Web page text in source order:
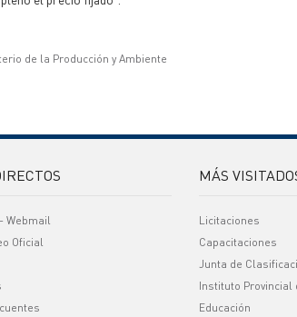
de la Producción y Ambiente
Webmail
Oficial
MÁS
Licitaciones
Capacitaciones
Junta de
Instituto Provincial
Educación